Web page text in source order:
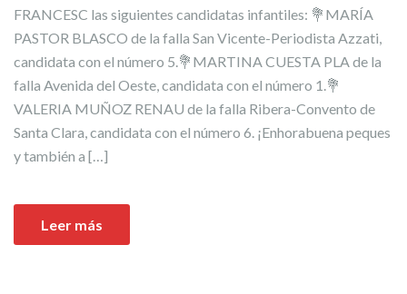
FRANCESC las siguientes candidatas infantiles: 💐MARÍA
PASTOR BLASCO de la falla San Vicente-Periodista Azzati,
candidata con el número 5.💐MARTINA CUESTA PLA de la
falla Avenida del Oeste, candidata con el número 1.💐
VALERIA MUÑOZ RENAU de la falla Ribera-Convento de
Santa Clara, candidata con el número 6. ¡Enhorabuena peques
y también a […]
Leer más